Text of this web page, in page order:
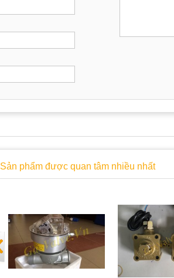
Sản phẩm được quan tâm nhiều nhất